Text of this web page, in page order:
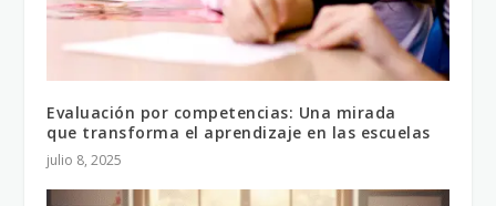
Evaluación por competencias: Una mirada
que transforma el aprendizaje en las escuelas
julio 8, 2025